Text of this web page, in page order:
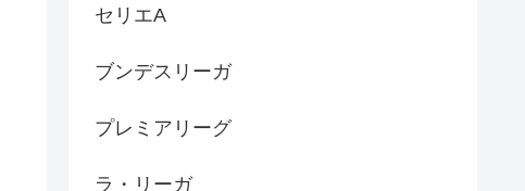
セリエA
ブンデスリーガ
プレミアリーグ
ラ・リーガ